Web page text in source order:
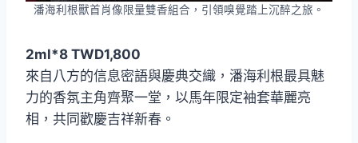
潘海利根獸首肖像限量雙香組合，引領嗅覺踏上沉醉之旅。
2ml*8 TWD1,800
來自八方的信息密語與慶典交織，潘海利根最具魅
力的香氛主角齊聚一堂，以馬年限定袖套華麗亮
相，共同歡慶吉祥新春。